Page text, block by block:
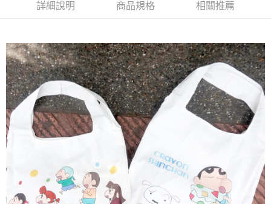
２．便利：只要手機號碼，簡訊認證，即可結帳。
１．於結帳方式選擇「AFTEE先享後付」後，將跳轉至「AFTEE先享後付」
結帳頁面，進行簡訊認證並確認金額後，即可完成結帳。
２．訂單成立數日內，您將收到繳費通知簡訊。
３．收到繳費通知簡訊後14天內，點擊此簡訊中的連結，可透過四大超商／
ATM／網路銀行／等多元方式進行付款，方視為交易完成。
※ 請注意：結帳手續完成當下不需立刻繳費，但若您需要取消訂單，請聯絡
購買商品的店家。未經商家同意取消之訂單仍視為有效，需透過AFTEE先享
後付繳納相關費用。
※ 交易是否成功請以「AFTEE先享後付 」之結帳頁面顯示為準，若有關於
是否繳費成功／繳費後需取消欲退款等相關疑問，請聯繫「AFTEE先享後付
https://netprotections.freshdesk.com/support/home
【注意事項】
１．透過由恩沛科技股份有限公司提供之「AFTEE先享後付」服務完成之交
易，需依本服務之必要範圍內提供個人資料，並將交易相關給付款項請求債
付款後全家取貨
每筆NT$60，滿NT$499(含以上)免運費
7-11付款取貨
每筆NT$60，滿NT$499(含以上)免運費
付款後7-11取貨
每筆NT$60，滿NT$499(含以上)免運費
每筆NT$120，滿NT$499(含以上)免運費
詳細說明 商品規格 相關推薦